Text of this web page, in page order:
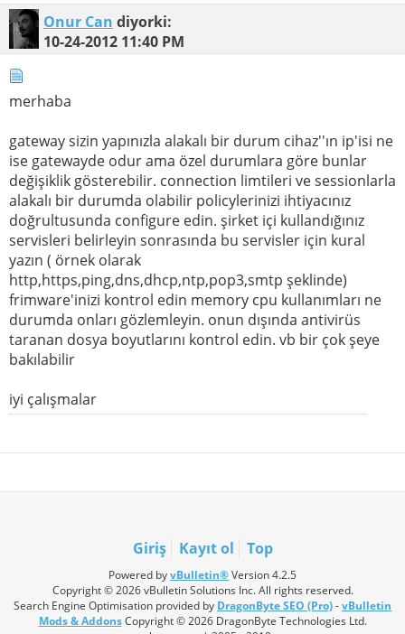
Onur Can diyorki:
10-24-2012 11:40 PM
merhaba
gateway sizin yapınızla alakalı bir durum cihaz''ın ip'isi ne
ise gatewayde odur ama özel durumlara göre bunlar
değişiklik gösterebilir. connection limtileri ve sessionlarla
alakalı bir durumda olabilir policylerinizi ihtiyacınız
doğrultusunda configure edin. şirket içi kullandığınız
servisleri belirleyin sonrasında bu servisler için kural
yazın ( örnek olarak
http,https,ping,dns,dhcp,ntp,pop3,smtp şeklinde)
frimware'inizi kontrol edin memory cpu kullanımları ne
durumda onları gözlemleyin. onun dışında antivirüs
taranan dosya boyutlarını kontrol edin. vb bir çok şeye
bakılabilir
iyi çalışmalar
Giriş Kayıt ol Top
Powered byvBulletin®Version 4.2.5
Copyright © 2026 vBulletin Solutions Inc. All rights reserved.
Search Engine Optimisation provided by DragonByte SEO (Pro)-vBulletin
Mods & AddonsCopyright © 2026 DragonByte Technologies Ltd.